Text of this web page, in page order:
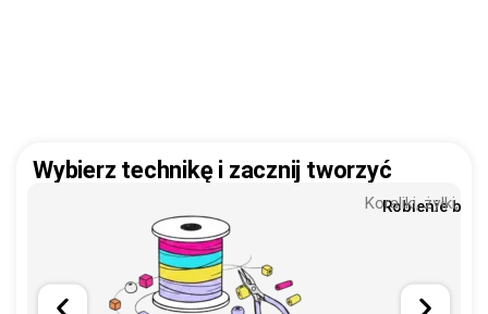
Wybierz technikę i zacznij tworzyć
Robienie
Koraliki, żyłki,